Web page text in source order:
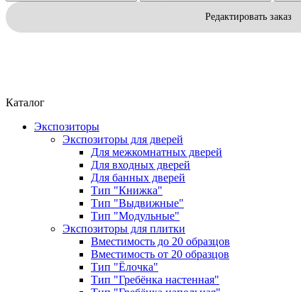
Редактировать заказ
Каталог
Экспозиторы
Экспозиторы для дверей
Для межкомнатных дверей
Для входных дверей
Для банных дверей
Тип "Книжка"
Тип "Выдвижные"
Тип "Модульные"
Экспозиторы для плитки
Вместимость до 20 образцов
Вместимость от 20 образцов
Тип "Ёлочка"
Тип "Гребёнка настенная"